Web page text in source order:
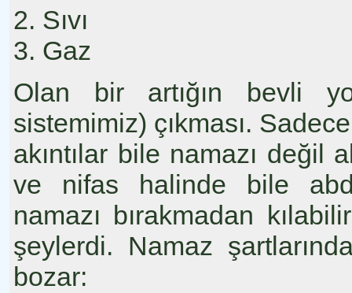
2. Sıvı
3. Gaz
Olan bir artığın bevli
sistemimiz) çıkması.
akıntılar bile namazı değil
ve nifas halinde bile
namazı bırakmadan
şeylerdi. Namaz
bozar: